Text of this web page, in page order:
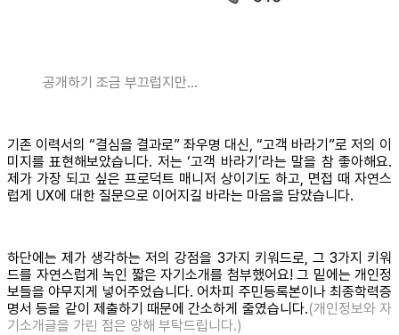
공개하기 조금 부끄럽지만…
기존 이력서의 “결심을 결과로” 좌우명 대신, “고객 바라기”로 저의 이
미지를 표현해보았습니다. 저는 ‘고객 바라기’라는 말을 참 좋아해요.
제가 가장 되고 싶은 프로덕트 매니저 상이기도 하고, 면접 때 자연스
럽게 UX에 대한 질문으로 이어지길 바라는 마음을 담았습니다.
하단에는 제가 생각하는 저의 강점을 3가지 키워드로, 그 3가지 키워
드를 자연스럽게 녹인 짧은 자기소개를 첨부했어요! 그 밑에는 개인정
보들을 야무지게 넣어주었습니다. 어차피 주민등록본이나 최종학력증
명서 등을 같이 제출하기 때문에 간소하게 줄였습니다.(개인정보와 자
기소개글을 가린 점은 양해 부탁드립니다.)